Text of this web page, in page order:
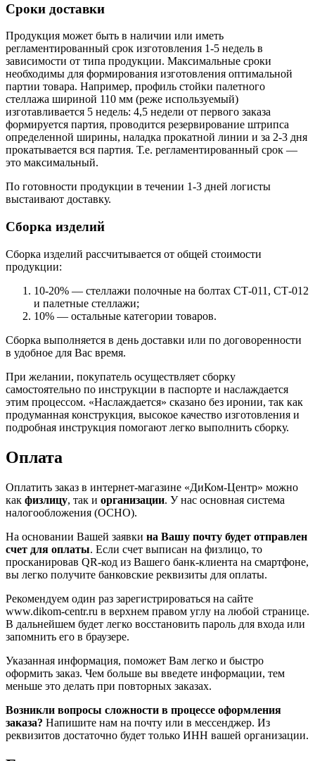
Сроки доставки
Продукция может быть в наличии или иметь
регламентированный срок изготовления 1-5 недель в
зависимости от типа продукции. Максимальные сроки
необходимы для формирования изготовления оптимальной
партии товара. Например, профиль стойки палетного
стеллажа шириной 110 мм (реже используемый)
изготавливается 5 недель: 4,5 недели от первого заказа
формируется партия, проводится резервирование штрипса
определенной ширины, наладка прокатной линии и за 2-3 дня
прокатывается вся партия. Т.е. регламентированный срок —
это максимальный.
По готовности продукции в течении 1-3 дней логисты
выстаивают доставку.
Сборка изделий
Сборка изделий рассчитывается от общей стоимости
продукции:
10-20% — стеллажи полочные на болтах СТ-011, СТ-012
и палетные стеллажи;
10% — остальные категории товаров.
Сборка выполняется в день доставки или по договоренности
в удобное для Вас время.
При желании, покупатель осуществляет сборку
самостоятельно по инструкции в паспорте и наслаждается
этим процессом. «Наслаждается» сказано без иронии, так как
продуманная конструкция, высокое качество изготовления и
подробная инструкция помогают легко выполнить сборку.
Оплата
Оплатить заказ в интернет-магазине «ДиКом-Центр» можно
как физлицу, так и организации. У нас основная система
налогообложения (ОСНО).
На основании Вашей заявки на Вашу почту будет отправлен
счет для оплаты. Если счет выписан на физлицо, то
просканировав QR-код из Вашего банк-клиента на смартфоне,
вы легко получите банковские реквизиты для оплаты.
Рекомендуем один раз зарегистрироваться на сайте
www.dikom-centr.ru в верхнем правом углу на любой странице.
В дальнейшем будет легко восстановить пароль для входа или
запомнить его в браузере.
Указанная информация, поможет Вам легко и быстро
оформить заказ. Чем больше вы введете информации, тем
меньше это делать при повторных заказах.
Возникли вопросы сложности в процессе оформления
заказа? Напишите нам на почту или в мессенджер. Из
реквизитов достаточно будет только ИНН вашей организации.